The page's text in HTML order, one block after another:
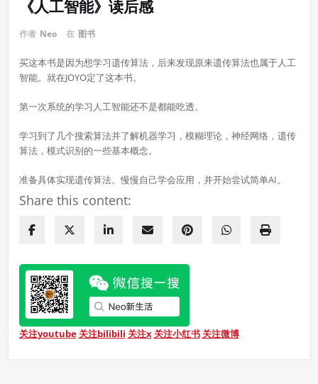
《人工智能》读后感
作者 Neo 在 图书
买这本书是因为想学习遗传算法，后来发现原来遗传算法也属于人工
智能。就在JOYO定了这本书。
第一次系统的学习人工智能还不是都能吃透。
学习到了几个搜索算法并了解机器学习，模糊理论，神经网络，遗传
算法，模式识别的一些基本概念。
准备具体实现遗传算法。慢慢自己学会应用，并开始尝试简单AI。
Share this content:
关注youtube 关注bilibili 关注x 关注小红书 关注微博